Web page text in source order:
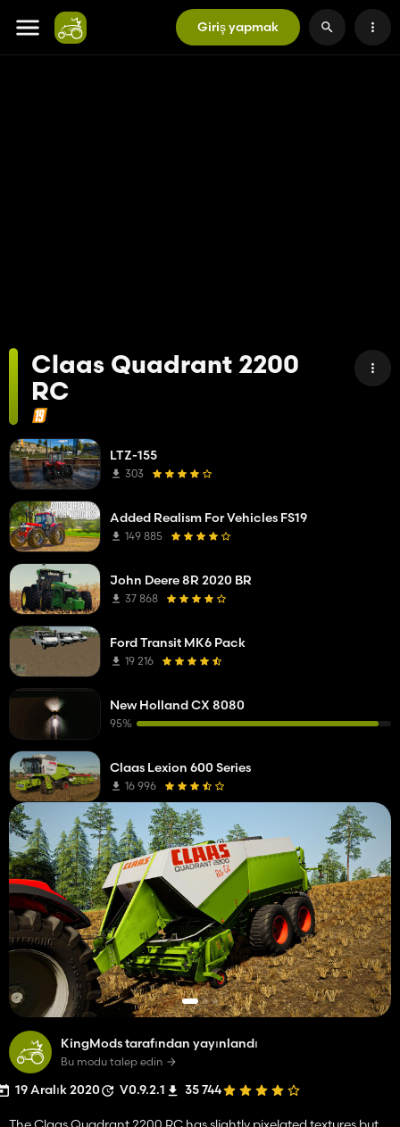
Giriş yapmak
Claas Quadrant 2200
RC
KingMods tarafından yayınlandı
Bu modu talep edin
19 Aralık 2020 V0.9.2.1 35 744
LTZ-155
303
Added Realism For Vehicles FS19
149 885
John Deere 8R 2020 BR
37 868
Ford Transit MK6 Pack
19 216
New Holland CX 8080
95%
Claas Lexion 600 Series
16 996